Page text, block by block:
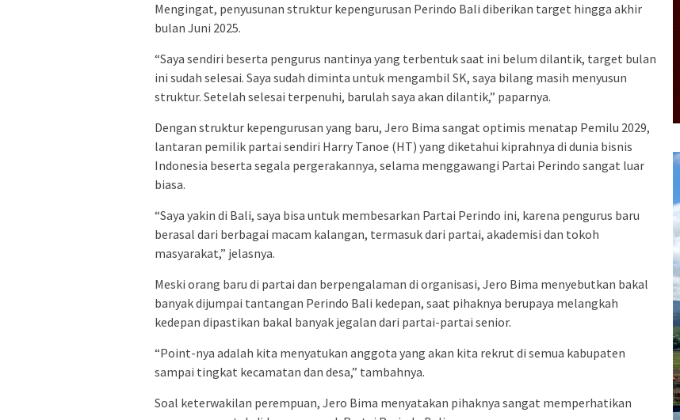
Mengingat, penyusunan struktur kepengurusan Perindo Bali diberikan target hingga akhir
bulan Juni 2025.
“Saya sendiri beserta pengurus nantinya yang terbentuk saat ini belum dilantik, target bulan
ini sudah selesai. Saya sudah diminta untuk mengambil SK, saya bilang masih menyusun
struktur. Setelah selesai terpenuhi, barulah saya akan dilantik,” paparnya.
Dengan struktur kepengurusan yang baru, Jero Bima sangat optimis menatap Pemilu 2029,
lantaran pemilik partai sendiri Harry Tanoe (HT) yang diketahui kiprahnya di dunia bisnis
Indonesia beserta segala pergerakannya, selama menggawangi Partai Perindo sangat luar
biasa.
“Saya yakin di Bali, saya bisa untuk membesarkan Partai Perindo ini, karena pengurus baru
berasal dari berbagai macam kalangan, termasuk dari partai, akademisi dan tokoh
masyarakat,” jelasnya.
Meski orang baru di partai dan berpengalaman di organisasi, Jero Bima menyebutkan bakal
banyak dijumpai tantangan Perindo Bali kedepan, saat pihaknya berupaya melangkah
kedepan dipastikan bakal banyak jegalan dari partai-partai senior.
“Point-nya adalah kita menyatukan anggota yang akan kita rekrut di semua kabupaten
sampai tingkat kecamatan dan desa,” tambahnya.
Soal keterwakilan perempuan, Jero Bima menyatakan pihaknya sangat memperhatikan